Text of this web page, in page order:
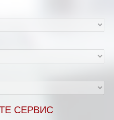
СЕРВИС